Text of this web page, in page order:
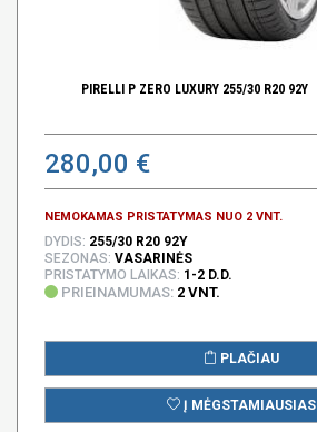
PIRELLI P ZERO LUXURY 255/30 R20 92Y
280,00 €
NEMOKAMAS PRISTATYMAS NUO 2 VNT.
DYDIS: 255/30 R20 92Y
SEZONAS: VASARINĖS
PRISTATYMO LAIKAS: 1-2 D.D.
PRIEINAMUMAS: 2 VNT.
PLAČIAU
Į MĖGSTAMIAUSIAS